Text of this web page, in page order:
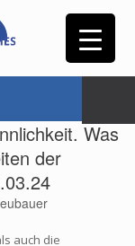
Was
der
auch die